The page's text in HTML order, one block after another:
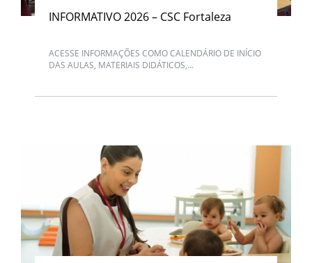
INFORMATIVO 2026 – CSC Fortaleza
ACESSE INFORMAÇÕES COMO CALENDÁRIO DE INÍCIO
DAS AULAS, MATERIAIS DIDÁTICOS,...